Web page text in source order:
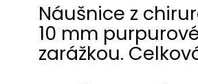
Náušnice z
10 mm
zarážkou.